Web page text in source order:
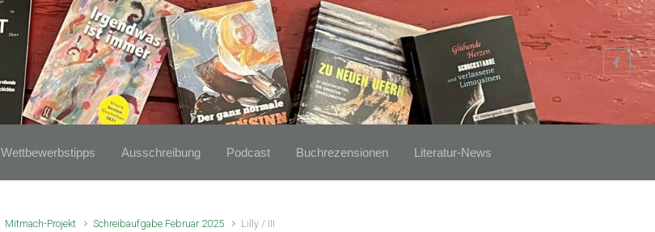
Wettbewerbstipps Ausschreibung Podcast Buchrezensionen Literatur-News
Mitmach-Projekt Schreibaufgabe Februar 2025 Lilly / III